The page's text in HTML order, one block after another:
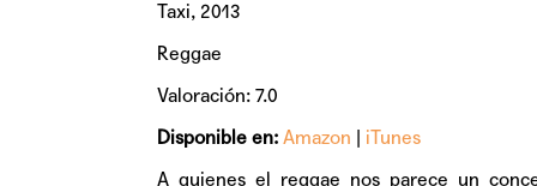
Taxi, 2013
Reggae
Valoración: 7.0
Disponible en: Amazon | iTunes
A quienes el reggae nos parece un